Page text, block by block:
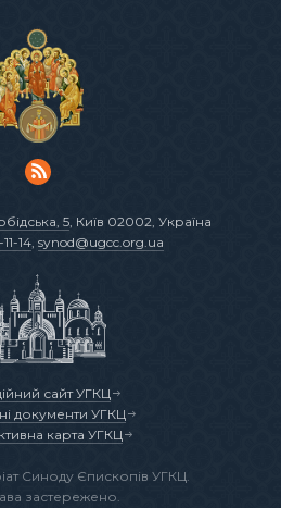
5, Київ 02002, Україна
14, synod@ugcc.org.ua
сайт УГКЦ
документи УГКЦ
карта УГКЦ
Синоду Єпископів УГКЦ.
застережено.